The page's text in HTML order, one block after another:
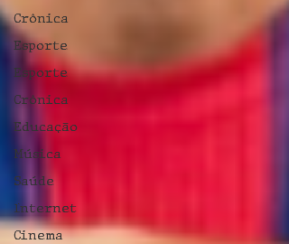
Crônica
Esporte
Esporte
Crônica
Educação
Música
Saúde
Internet
Cinema